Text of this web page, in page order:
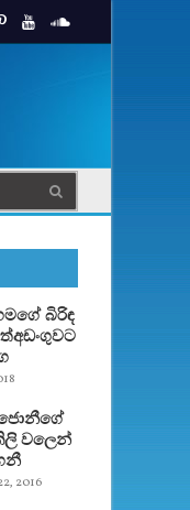
බිරිඳ
වලෙන්
2016